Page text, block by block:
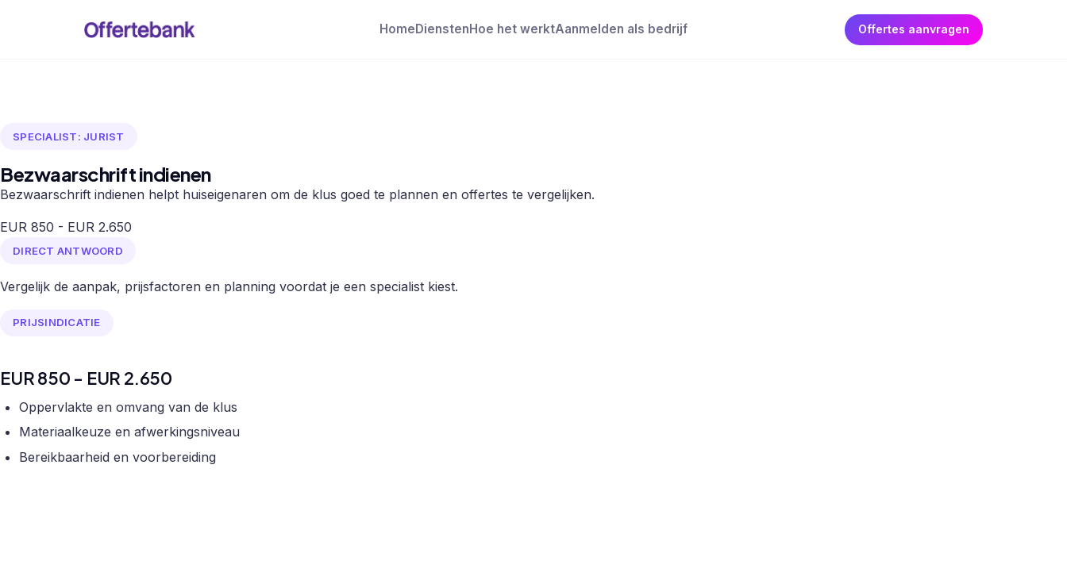
Home Diensten Hoe het werktAanmelden als bedrijf Offertes aanvragen
SPECIALIST: JURIST
Bezwaarschrift indienen
Bezwaarschrift indienen helpt huiseigenaren om de klus goed te plannen en offertes te vergelijken.
EUR 850 - EUR 2.650
DIRECT ANTWOORD
Vergelijk de aanpak, prijsfactoren en planning voordat je een specialist kiest.
PRIJSINDICATIE
EUR 850 - EUR 2.650
Oppervlakte en omvang van de klus
Materiaalkeuze en afwerkingsniveau
Bereikbaarheid en voorbereiding